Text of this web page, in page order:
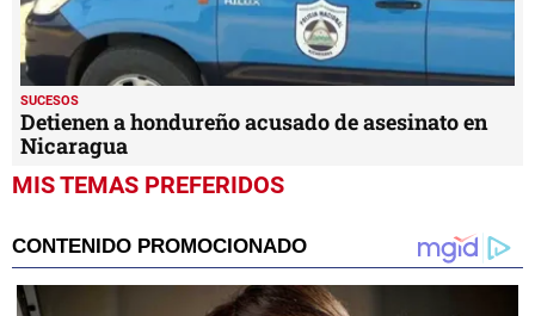
SUCESOS
Detienen a hondureño acusado de asesinato en
Nicaragua
MIS TEMAS PREFERIDOS